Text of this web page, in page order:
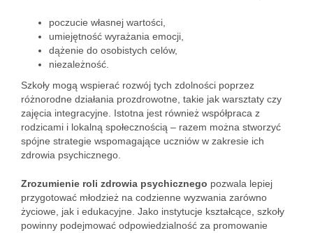
poczucie własnej wartości,
umiejętność wyrażania emocji,
dążenie do osobistych celów,
niezależność.
Szkoły mogą wspierać rozwój tych zdolności poprzez
różnorodne działania prozdrowotne, takie jak warsztaty czy
zajęcia integracyjne. Istotna jest również współpraca z
rodzicami i lokalną społecznością – razem można stworzyć
spójne strategie wspomagające uczniów w zakresie ich
zdrowia psychicznego.
Zrozumienie roli zdrowia psychicznego pozwala lepiej
przygotować młodzież na codzienne wyzwania zarówno
życiowe, jak i edukacyjne. Jako instytucje kształcące, szkoły
powinny podejmować odpowiedzialność za promowanie